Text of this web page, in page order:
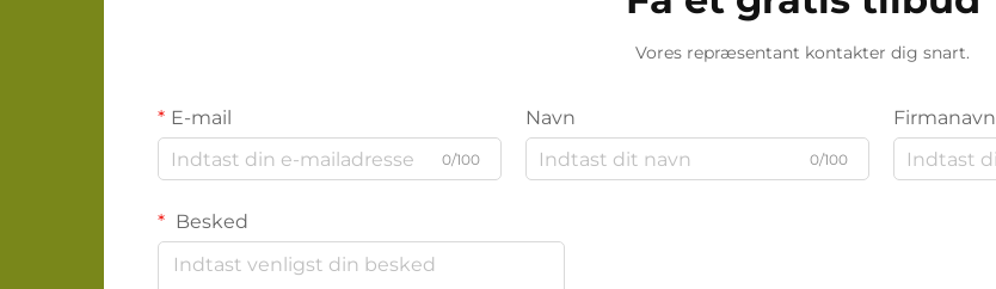
Vores repræsentant kontakter dig snart.
E-mail
0/100
Navn
0/100
Firmanavn
Besked